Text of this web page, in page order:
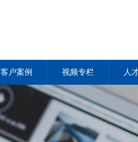
客户案例 视频专栏 人